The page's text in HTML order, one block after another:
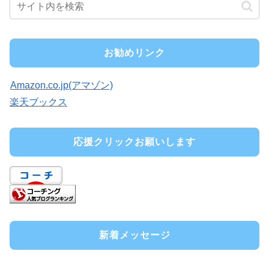
お勧めリンク
Amazon.co.jp(アマゾン)
楽天ブックス
応援クリックお願いします
新着メッセージ